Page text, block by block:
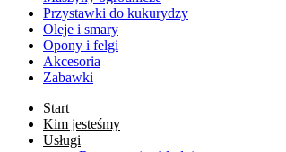
Przystawki do kukurydzy
Oleje i smary
Opony i felgi
Akcesoria
Zabawki
Start
Kim jesteśmy
Usługi